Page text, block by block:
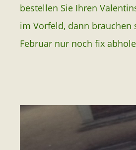
bestellen Sie Ihren
im Vorfeld, dann brauchen
Februar nur noch fix